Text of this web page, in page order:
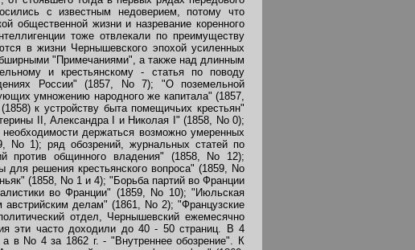
с известным недоверием, потому что
общественной жизни и назревание коренного
тоже отвлекали по преимуществу
в жизни Чернышевского эпохой усиленных
"Примечаниями", а также над длинным
и крестьянскому - статья по поводу
России" (1857, No 7); "О поземельной
умножению народного же капитала" (1857,
к устройству быта помещичьих крестьян"
II, Александра I и Николая I" (1858, No 0);
держаться возможно умеренных
No 1); ряд обозрений, журнальных статей по
против общинного владения" (1858, No 12);
решения крестьянского вопроса" (1859, No
(1858, No 1 и 4); "Борьба партий во Франции
во Франции" (1859, No 10); "Июльская
делам" (1861, No 2); "Французские
отдел, Чернышевский ежемесячно
эти часто доходили до 40 - 50 страниц. В 4
в No 4 за 1862 г. - "Внутреннее обозрение". К